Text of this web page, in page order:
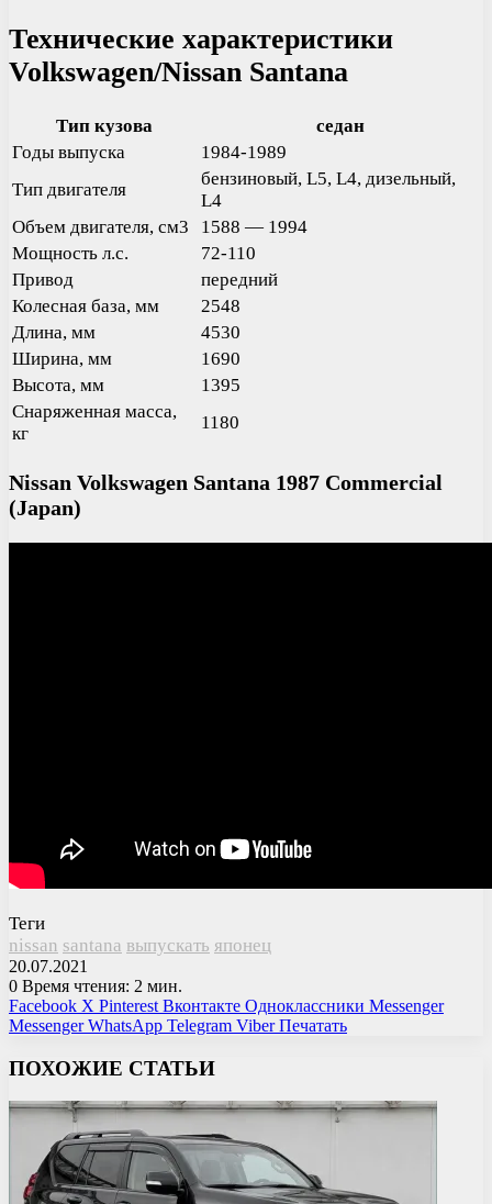
Технические характеристики
Volkswagen/Nissan Santana
Тип кузова
седан
Годы выпуска
1984-1989
Тип двигателя
бензиновый, L5, L4, дизельный,
L4
Объем двигателя, см3
1588 — 1994
Мощность л.с.
72-110
Привод
передний
Колесная база, мм
2548
Длина, мм
4530
Ширина, мм
1690
Высота, мм
1395
Снаряженная масса,
кг
1180
Nissan Volkswagen Santana 1987 Commercial
(Japan)
Теги
nissan santana выпускать японец
20.07.2021
0 Время чтения: 2 мин.
Facebook X Pinterest Вконтакте Одноклассники Messenger
Messenger WhatsApp Telegram Viber Печатать
ПОХОЖИЕ СТАТЬИ